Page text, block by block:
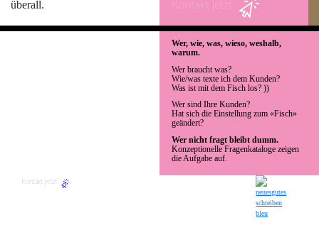
überall.
Kontakt jetzt
Kontakt jetzt
Wer, wie, was, wieso, weshalb,
warum.
Wer braucht was?
Wie/was texte ich dem Kunden?
Was ist mit dem Fisch los? ))
Wer sind Ihre Kunden?
Hat sich die Einstellung zum «Fisch»
geändert?
Wer nicht fragt bleibt dumm.
Konzeptionelle Fragenkataloge zeigen
die Aufgabe auf.